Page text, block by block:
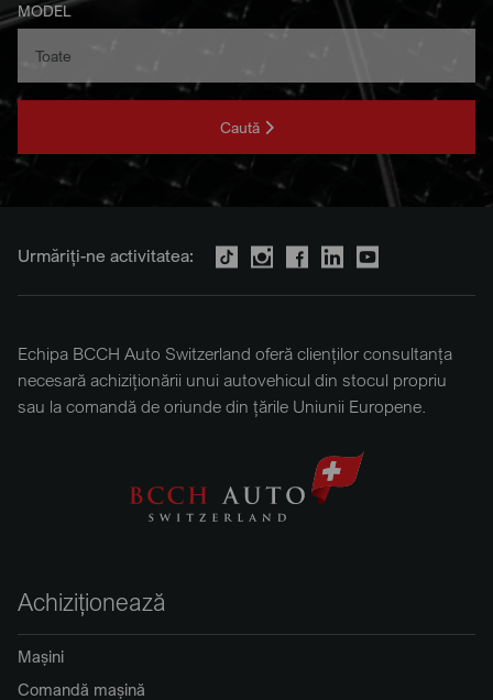
MODEL
Caută
Urmăriți-ne activitatea:
Echipa BCCH Auto Switzerland oferă clienților consultanța
necesară achiziționării unui autovehicul din stocul propriu
sau la comandă de oriunde din țările Uniunii Europene.
Achiziționează
Mașini
Comandă mașină